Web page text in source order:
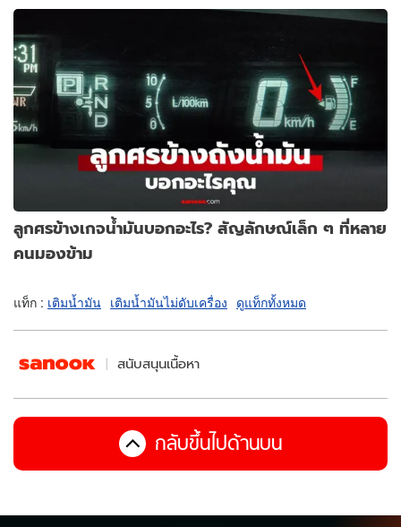
ลูกศรข้างเกจน้ำมันบอกอะไร? สัญลักษณ์เล็ก ๆ ที่หลาย
คนมองข้าม
แท็ก : เติมน้ำมัน เติมน้ำมันไม่ดับเครื่อง ดูแท็กทั้งหมด
สนับสนุนเนื้อหา
กลับขึ้นไปด้านบน